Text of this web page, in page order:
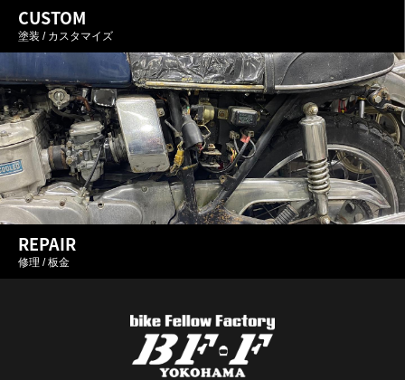
CUSTOM
塗装 / カスタマイズ
REPAIR
修理 / 板金